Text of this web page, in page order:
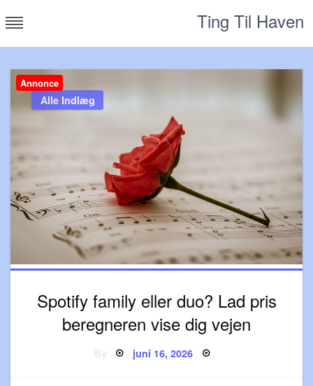
to
Ting Til Haven
Annonce
Alle Indlæg
Spotify family eller duo? Lad pris
beregneren vise dig vejen
Posted
on
juni 16, 2026